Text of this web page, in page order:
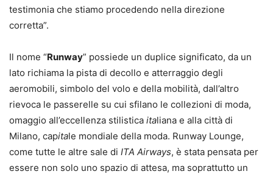
testimonia che stiamo procedendo nella direzione
corretta”.
Il nome “Runway” possiede un duplice significato, da un
lato richiama la pista di decollo e atterraggio degli
aeromobili, simbolo del volo e della mobilità, dall’altro
rievoca le passerelle su cui sfilano le collezioni di moda,
omaggio all’eccellenza stilistica italiana e alla città di
Milano, capitale mondiale della moda. Runway Lounge,
come tutte le altre sale di ITA Airways, è stata pensata per
essere non solo uno spazio di attesa, ma soprattutto un